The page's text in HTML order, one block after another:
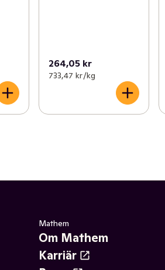
264,05 kr
733,47 kr /kg
Mathem
Om Mathem
Karriär